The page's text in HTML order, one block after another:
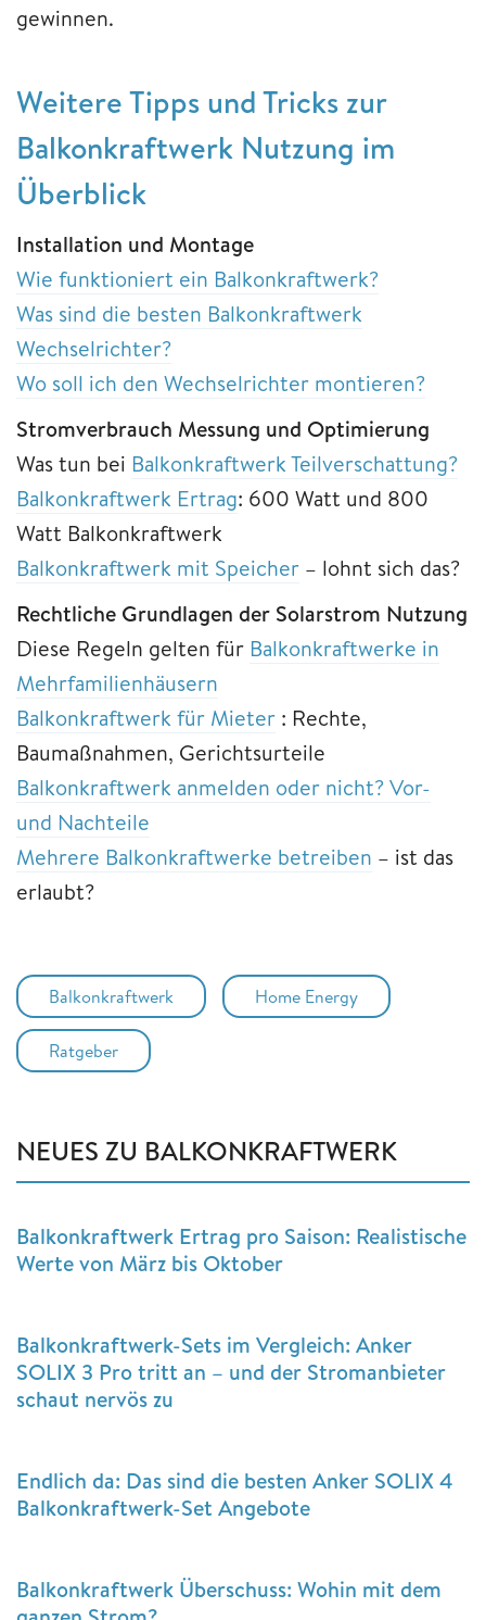
gewinnen.
Weitere Tipps und Tricks zur
Balkonkraftwerk Nutzung im
Überblick
Installation und Montage
Wie funktioniert ein Balkonkraftwerk?
Was sind die besten Balkonkraftwerk
Wechselrichter?
Wo soll ich den Wechselrichter montieren?
Stromverbrauch Messung und Optimierung
Was tun bei Balkonkraftwerk Teilverschattung?
Balkonkraftwerk Ertrag: 600 Watt und 800
Watt Balkonkraftwerk
Balkonkraftwerk mit Speicher – lohnt sich das?
Rechtliche Grundlagen der Solarstrom Nutzung
Diese Regeln gelten für Balkonkraftwerke in
Mehrfamilienhäusern
Balkonkraftwerk für Mieter : Rechte,
Baumaßnahmen, Gerichtsurteile
Balkonkraftwerk anmelden oder nicht? Vor-
und Nachteile
Mehrere Balkonkraftwerke betreiben – ist das
erlaubt?
Balkonkraftwerk Home Energy
Ratgeber
NEUES ZU BALKONKRAFTWERK
Balkonkraftwerk Ertrag pro Saison: Realistische
Werte von März bis Oktober
Balkonkraftwerk-Sets im Vergleich: Anker
SOLIX 3 Pro tritt an – und der Stromanbieter
schaut nervös zu
Endlich da: Das sind die besten Anker SOLIX 4
Balkonkraftwerk-Set Angebote
Balkonkraftwerk Überschuss: Wohin mit dem